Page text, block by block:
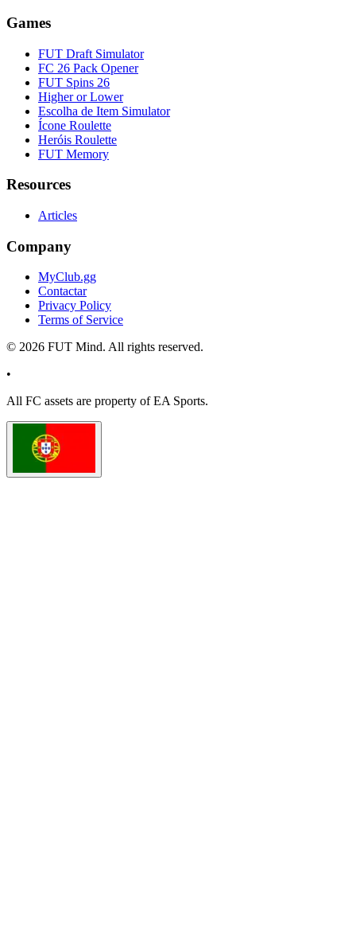
Games
FUT Draft Simulator
FC 26 Pack Opener
FUT Spins 26
Higher or Lower
Escolha de Item Simulator
Ícone Roulette
Heróis Roulette
FUT Memory
Resources
Articles
Company
MyClub.gg
Contactar
Privacy Policy
Terms of Service
© 2026 FUT Mind. All rights reserved.
•
All FC assets are property of EA Sports.